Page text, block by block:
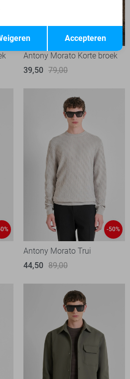
Antony Morato Korte broek
39,50 79,00
-50%
Antony Morato Trui
44,50 89,00
Opslaan
Accepteren